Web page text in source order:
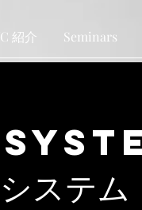
紹介 Seminars
ステム